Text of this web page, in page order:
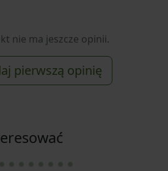
nie ma jeszcze opinii.
pierwszą opinię